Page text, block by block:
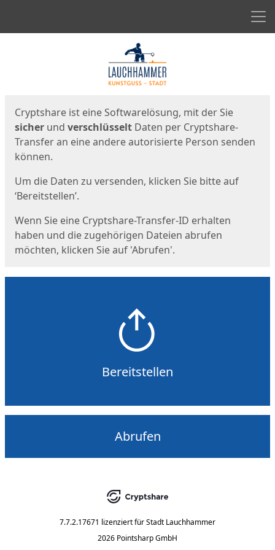
Cryptshare ist eine Softwarelösung, mit der Sie
sicher und verschlüsselt Daten per Cryptshare-
Transfer an eine andere autorisierte Person senden
können.
Um die Daten zu versenden, klicken Sie bitte auf
‘Bereitstellen’.
Wenn Sie eine Cryptshare-Transfer-ID erhalten
haben und die zugehörigen Dateien abrufen
möchten, klicken Sie auf 'Abrufen'.
Bereitstellen
Abrufen
7.7.2.17671 lizenziert fürStadt Lauchhammer
2026 Pointsharp GmbH